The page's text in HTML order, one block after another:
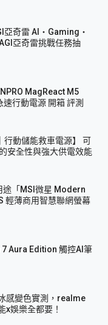
亞奇雷 AI・Gaming・
亞奇雷挑戰任務抽
MagReact M5
行動電源 開箱 評測
行動儲能救車電源】 可
安全性與強大供電效能
途「MSI微星 Modern
輕薄商用智慧聯網螢幕
Aura Edition 觸控AI筆
感變色實測，realme
x娛樂全都要！